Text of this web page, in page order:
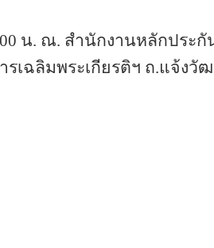
น. ณ. สำนักงานหลักปร
รเฉลิมพระเกียรติฯ ถ.แจ้